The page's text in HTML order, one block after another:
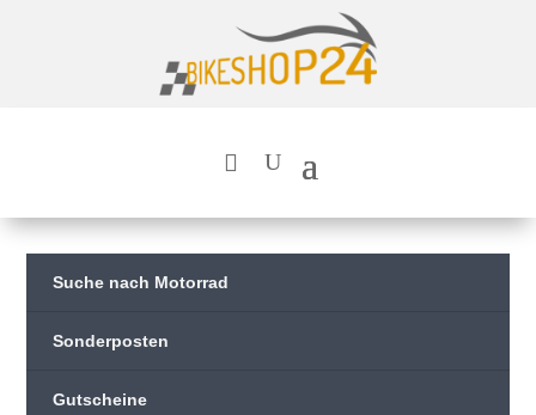
Suche nach Motorrad
Sonderposten
Gutscheine